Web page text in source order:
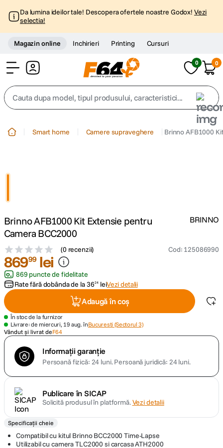
Da lumina ideilor tale! Descopera ofertele noastre Godox! Vezi
selectia!
Magazin online Inchirieri Printing Cursuri
0 0
Cauta dupa model, tipul produsului, caracteristici...
4. peak design
canon sx740 hs
6. lavaliera
ulanzi
8. godox
10. nou
Smart home Camere supraveghere Brinno AFB1000
Brinno AFB1000 Kit Extensie pentru
Camera BCC2000
(0 recenzii) Cod: 125086990
BRINNO
86999 lei
869 puncte de fidelitate
Rate fără dobânda de la3624 leiVezi detalii
Adaugă în coș
În stoc de la furnizor
Livrare: de miercuri, 19 aug. înBucuresti (Sectorul 3)
Vândut și livrat deF64
Informații garanție
Persoană fizică: 24 luni.Persoană juridică: 24 luni.
Publicare în SICAP
Solicită produsul în platformă.Vezi detalii
Specificații cheie
Compatibil cu kitul Brinno BCC2000 Time-Lapse
Utilizabil cu camera TLC2000 si carcasa ATH2000